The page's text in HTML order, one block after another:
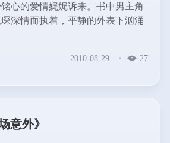
心的爱情娓娓诉来。书中男主角
深情而执着，平静的外表下汹涌
他任何人对他来说，都成了将
2010-08-29 27
意外》